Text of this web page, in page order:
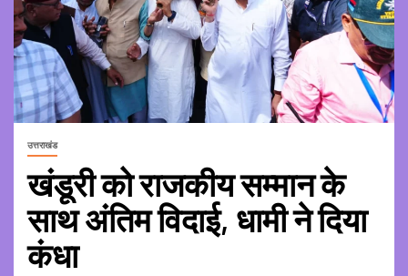
उत्तराखंड
खंडूरी को राजकीय सम्मान के
साथ अंतिम विदाई, धामी ने दिया
कंधा